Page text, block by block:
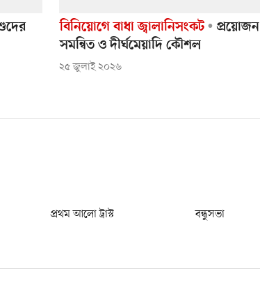
বিনিয়োগে বাধা জ্বালানিসংকট
প্রয়োজন
সমন্বিত ও দীর্ঘমেয়াদি কৌশল
২৫ জুলাই ২০২৬
প্রথম আলো ট্রাস্ট বন্ধুসভা